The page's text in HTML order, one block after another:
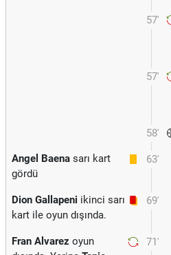
57'
57'
58'
63'
Angel Baena sarı kart
gördü
69'
Dion Gallapeni ikinci sarı
kart ile oyun dışında.
71'
Fran Alvarez oyun